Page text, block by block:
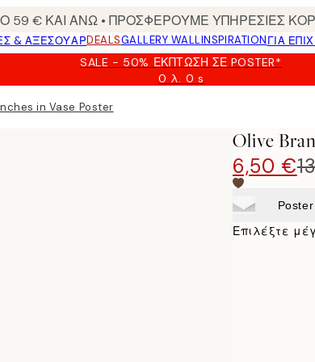
€ ΚΑΙ ΑΝΩ • ΠΡΟΣΦΕΡΟΥΜΕ ΥΠΗΡΕΣΙΕΣ
& ΑΞΕΣΟΥΆΡDEALSGALLERY WALLINSPIRATIONΓΙΑ
SALE - 50% ΈΚΠΤΩΣΗ ΣΕ POSTER*
0 λ. 0 s
Ισχύει
in Vase Poster
Olive
6,50 €
Poster
Επιλέξτε